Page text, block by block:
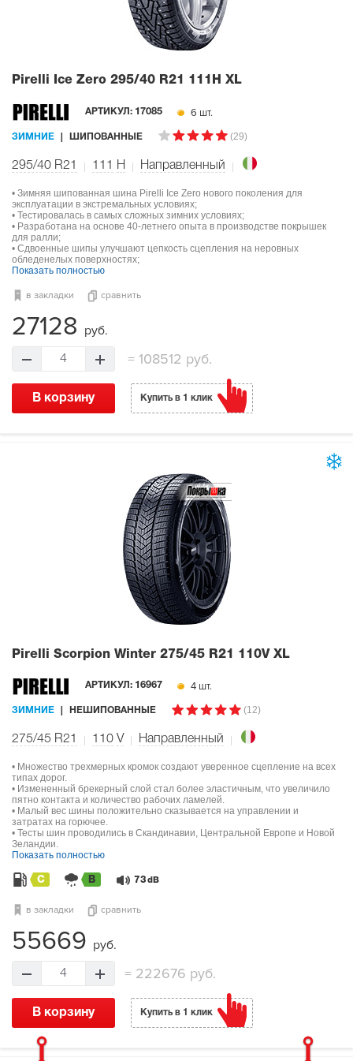
Pirelli Ice Zero 295/40 R21 111H XL
АРТИКУЛ: 17085 6 шт.
ЗИМНИЕ ШИПОВАННЫЕ (29)
295/40 R21 111 H Направленный
• Зимняя шипованная шина Pirelli Ice Zero нового поколения для
эксплуатации в экстремальных условиях;
• Тестировалась в самых сложных зимних условиях;
• Разработана на основе 40-летнего опыта в производстве покрышек
для ралли;
• Сдвоенные шипы улучшают цепкость сцепления на неровных
обледенелых поверхностях;
Показать полностью
в закладки сравнить
27128 руб.
4 = 108512 руб.
В корзину Купить в 1 клик
Pirelli Scorpion Winter 275/45 R21 110V XL
АРТИКУЛ: 16967 4 шт.
ЗИМНИЕ НЕШИПОВАННЫЕ (12)
275/45 R21 110 V Направленный
• Множество трехмерных кромок создают уверенное сцепление на всех
типах дорог.
• Измененный брекерный слой стал более эластичным, что увеличило
пятно контакта и количество рабочих ламелей.
• Малый вес шины положительно сказывается на управлении и
затратах на горючее.
• Тесты шин проводились в Скандинавии, Центральной Европе и Новой
Зеландии.
Показать полностью
C B 73 dB
в закладки сравнить
55669 руб.
4 =222676 руб.
В корзину Купить в 1 клик